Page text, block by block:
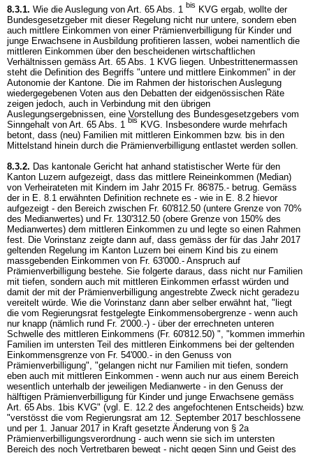
8.3.1. Wie die Auslegung von Art. 65 Abs. 1 bis KVG ergab, wollte der
Bundesgesetzgeber mit dieser Regelung nicht nur untere, sondern eben
auch mittlere Einkommen von einer Prämienverbilligung für Kinder und
junge Erwachsene in Ausbildung profitieren lassen, wobei namentlich die
mittleren Einkommen über den bescheidenen wirtschaftlichen
Verhältnissen gemäss Art. 65 Abs. 1 KVG liegen. Unbestrittenermassen
steht die Definition des Begriffs "untere und mittlere Einkommen" in der
Autonomie der Kantone. Die im Rahmen der historischen Auslegung
wiedergegebenen Voten aus den Debatten der eidgenössischen Räte
zeigen jedoch, auch in Verbindung mit den übrigen
Auslegungsergebnissen, eine Vorstellung des Bundesgesetzgebers vom
Sinngehalt von Art. 65 Abs. 1 bis KVG. Insbesondere wurde mehrfach
betont, dass (neu) Familien mit mittleren Einkommen bzw. bis in den
Mittelstand hinein durch die Prämienverbilligung entlastet werden sollen.
8.3.2. Das kantonale Gericht hat anhand statistischer Werte für den
Kanton Luzern aufgezeigt, dass das mittlere Reineinkommen (Median)
von Verheirateten mit Kindern im Jahr 2015 Fr. 86'875.- betrug. Gemäss
der in E. 8.1 erwähnten Definition rechnete es - wie in E. 8.2 hievor
aufgezeigt - den Bereich zwischen Fr. 60'812.50 (untere Grenze von 70%
des Medianwertes) und Fr. 130'312.50 (obere Grenze von 150% des
Medianwertes) dem mittleren Einkommen zu und legte so einen Rahmen
fest. Die Vorinstanz zeigte dann auf, dass gemäss der für das Jahr 2017
geltenden Regelung im Kanton Luzern bei einem Kind bis zu einem
massgebenden Einkommen von Fr. 63'000.- Anspruch auf
Prämienverbilligung bestehe. Sie folgerte daraus, dass nicht nur Familien
mit tiefen, sondern auch mit mittleren Einkommen erfasst würden und
damit der mit der Prämienverbilligung angestrebte Zweck nicht geradezu
vereitelt würde. Wie die Vorinstanz dann aber selber erwähnt hat, "liegt
die vom Regierungsrat festgelegte Einkommensobergrenze - wenn auch
nur knapp (nämlich rund Fr. 2'000.-) - über der errechneten unteren
Schwelle des mittleren Einkommens (Fr. 60'812.50) ", "kommen immerhin
Familien im untersten Teil des mittleren Einkommens bei der geltenden
Einkommensgrenze von Fr. 54'000.- in den Genuss von
Prämienverbilligung", "gelangen nicht nur Familien mit tiefen, sondern
eben auch mit mittleren Einkommen - wenn auch nur aus einem Bereich
wesentlich unterhalb der jeweiligen Medianwerte - in den Genuss der
hälftigen Prämienverbilligung für Kinder und junge Erwachsene gemäss
Art. 65 Abs. 1bis KVG" (vgl. E. 12.2 des angefochtenen Entscheids) bzw.
"verstösst die vom Regierungsrat am 12. September 2017 beschlossene
und per 1. Januar 2017 in Kraft gesetzte Änderung von § 2a
Prämienverbilligungsverordnung - auch wenn sie sich im untersten
Bereich des noch Vertretbaren bewegt - nicht gegen Sinn und Geist des